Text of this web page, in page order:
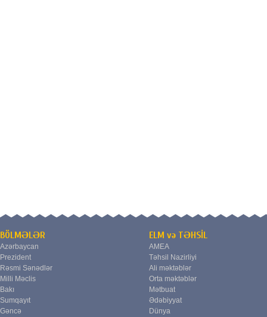
BÖLMƏLƏR
Azərbaycan
Prezident
Rəsmi Sənədlər
Milli Məclis
Bakı
Sumqayıt
Gəncə
ELM və TƏHSİL
AMEA
Təhsil Nazirliyi
Ali məktəblər
Orta məktəblər
Mətbuat
Ədəbiyyat
Dünya